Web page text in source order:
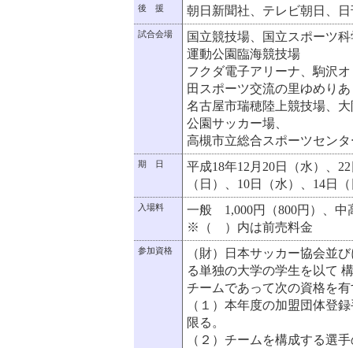
後 援 朝日新聞社、テレビ朝日、
試合会場
国立競技場、国立スポーツ
運動公園臨海競技場
フクダ電子アリーナ、駒沢
田スポーツ交流の里ゆめりあ
名古屋市瑞穂陸上競技場、
公園サッカー場、
高槻市立総合スポーツセン
期 日
平成18年12月20日（水）、
（日）、10日（水）、14日
入場料
一般 1,000円（800円）、
※（ ）内は前売料金
参加資格
（財）日本サッカー協会並
る単独の大学の学生を以て
チームであって次の資格を
（１）本年度の加盟団体登
限る。
（２）チームを構成する選